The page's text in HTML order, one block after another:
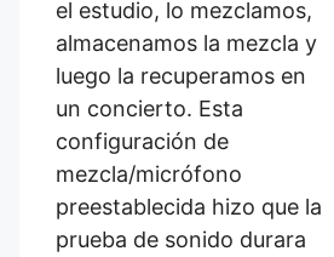
el estudio, lo mezclamos,
almacenamos la mezcla y
luego la recuperamos en
un concierto. Esta
configuración de
mezcla/micrófono
preestablecida hizo que la
prueba de sonido durara